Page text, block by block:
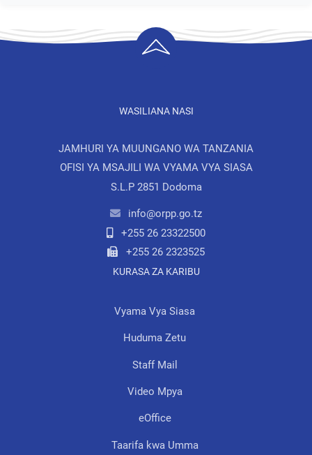
WASILIANA NASI
JAMHURI YA MUUNGANO WA TANZANIA
OFISI YA MSAJILI WA VYAMA VYA SIASA
S.L.P 2851 Dodoma
info@orpp.go.tz
+255 26 23322500
+255 26 2323525
KURASA ZA KARIBU
Vyama Vya Siasa
Huduma Zetu
Staff Mail
Video Mpya
eOffice
Taarifa kwa Umma